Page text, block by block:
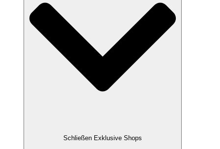
Schließen Exklusive Shops